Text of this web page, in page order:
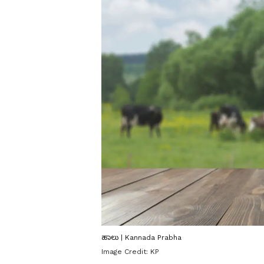
ಹಾಲು | Kannada Prabha
Image Credit: KP